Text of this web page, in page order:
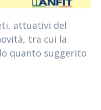
attuativi del
tra cui la
quanto suggerito